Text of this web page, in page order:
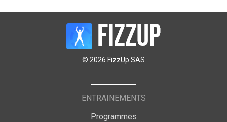
© 2026 FizzUp SAS
ENTRAINEMENTS
Programmes